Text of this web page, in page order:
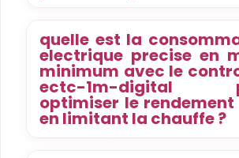
quelle est la
electrique precise en
minimum avec le
ectc-1m-digital
optimiser le
en limitant la chauffe ?